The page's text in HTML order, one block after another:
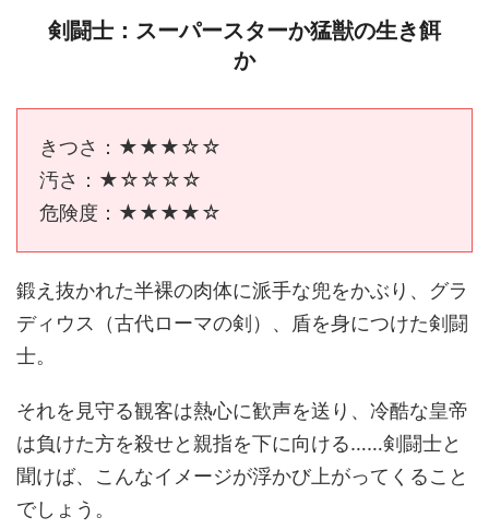
剣闘士：スーパースターか猛獣の生き餌
か
きつさ：★★★☆☆
汚さ：★☆☆☆☆
危険度：★★★★☆
鍛え抜かれた半裸の肉体に派手な兜をかぶり、グラ
ディウス（古代ローマの剣）、盾を身につけた剣闘
士。
それを見守る観客は熱心に歓声を送り、冷酷な皇帝
は負けた方を殺せと親指を下に向ける……剣闘士と
聞けば、こんなイメージが浮かび上がってくること
でしょう。